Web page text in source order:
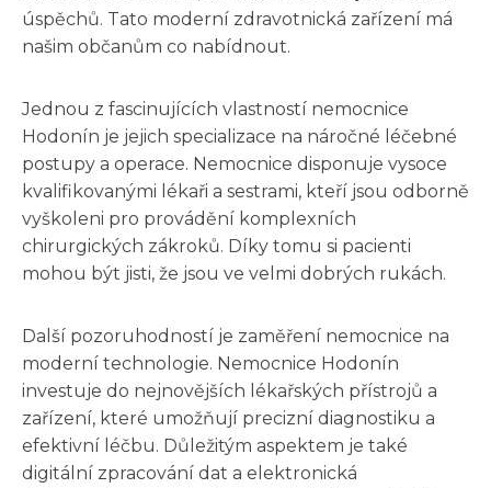
úspěchů. Tato moderní zdravotnická zařízení má
našim občanům co nabídnout.
Jednou z fascinujících vlastností nemocnice
Hodonín je jejich specializace na náročné léčebné
postupy a operace. Nemocnice disponuje vysoce
kvalifikovanými lékaři a sestrami, kteří jsou odborně
vyškoleni pro provádění komplexních
chirurgických zákroků. Díky tomu si pacienti
mohou být jisti, že jsou ve velmi dobrých rukách.
Další pozoruhodností je zaměření nemocnice na
moderní technologie. Nemocnice Hodonín
investuje do nejnovějších lékařských přístrojů a
zařízení, které umožňují precizní diagnostiku a
efektivní léčbu. Důležitým aspektem je také
digitální zpracování dat a elektronická